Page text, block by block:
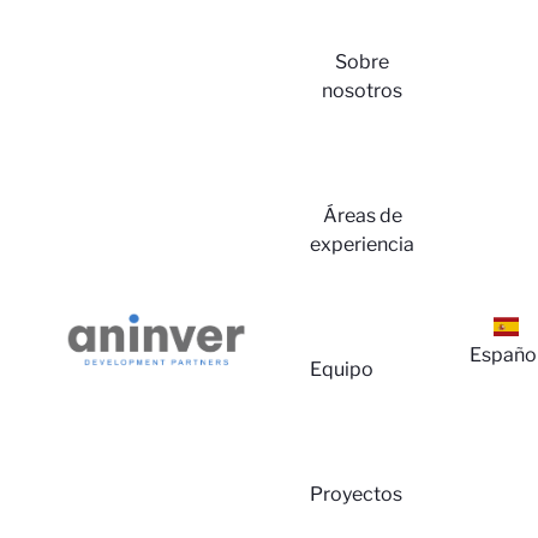
Sobre
nosotros
Áreas de
experiencia
Equipo
Proyectos